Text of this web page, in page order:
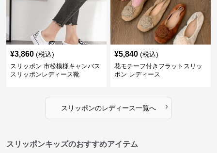
¥3,860 (税込)
スリッポン 市松模様キャンバス
スリッポンレディース靴
¥5,840 (税込)
花モチーフ付きフラットスリッ
ポン レディース
スリッポンのレディース一覧へ ›
スリッポンキッズのおすすめアイテム